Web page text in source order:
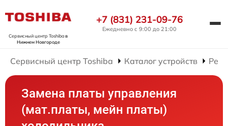
Сервисный центр Toshibaв
Нижнем Новгороде
+7 (831) 231-09-76
Ежедневно с 9:00 до 21:00
Сервисный центр Toshiba Каталог устройств
Замена платы управления
(мат.платы, мейн платы)